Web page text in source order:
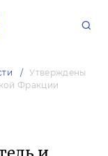
Утверждены
Фракции